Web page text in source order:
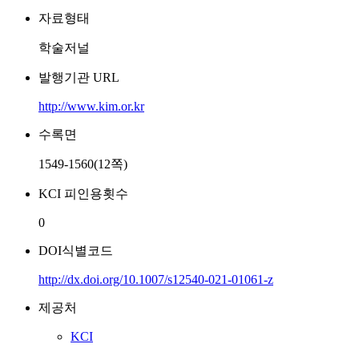
자료형태
학술저널
발행기관 URL
http://www.kim.or.kr
수록면
1549-1560(12쪽)
KCI 피인용횟수
0
DOI식별코드
http://dx.doi.org/10.1007/s12540-021-01061-z
제공처
KCI